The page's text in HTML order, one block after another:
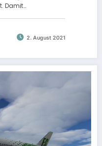
Damit…
2. August 2021